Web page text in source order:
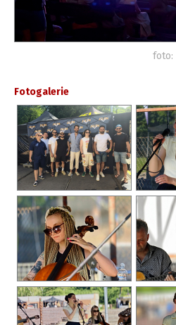
foto:
Fotogalerie